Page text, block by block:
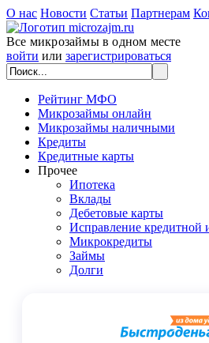
О нас Новости Статьи Партнерам
Все микрозаймы в одном месте
войти или зарегистрироваться
Рейтинг МФО
Микрозаймы онлайн
Микрозаймы наличными
Кредиты
Кредитные карты
Прочее
Ипотека
Вклады
Дебетовые карты
Исправление кредитной
Микрокредиты
Займы
Долги